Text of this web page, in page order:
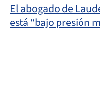
El abogado de
está “bajo presión